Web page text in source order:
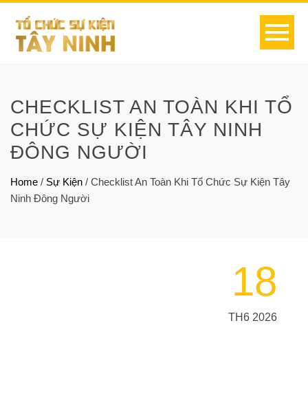
CHECKLIST AN TOÀN KHI TỔ
CHỨC SỰ KIỆN TÂY NINH
ĐÔNG NGƯỜI
Home / Sự Kiện / Checklist An Toàn Khi Tổ Chức Sự Kiện Tây
Ninh Đông Người
18
TH6 2026